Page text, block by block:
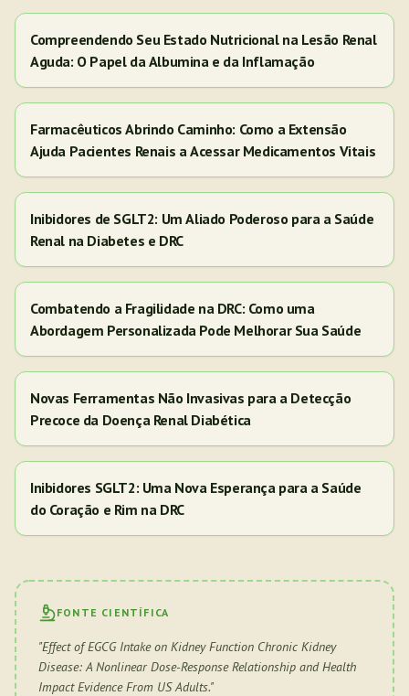
Compreendendo Seu Estado Nutricional na Lesão Renal
Aguda: O Papel da Albumina e da Inflamação
Farmacêuticos Abrindo Caminho: Como a Extensão
Ajuda Pacientes Renais a Acessar Medicamentos Vitais
Inibidores de SGLT2: Um Aliado Poderoso para a Saúde
Renal na Diabetes e DRC
Combatendo a Fragilidade na DRC: Como uma
Abordagem Personalizada Pode Melhorar Sua Saúde
Novas Ferramentas Não Invasivas para a Detecção
Precoce da Doença Renal Diabética
Inibidores SGLT2: Uma Nova Esperança para a Saúde
do Coração e Rim na DRC
FONTE CIENTÍFICA
"Effect of EGCG Intake on Kidney Function Chronic Kidney
Disease: A Nonlinear Dose-Response Relationship and Health
Impact Evidence From US Adults."